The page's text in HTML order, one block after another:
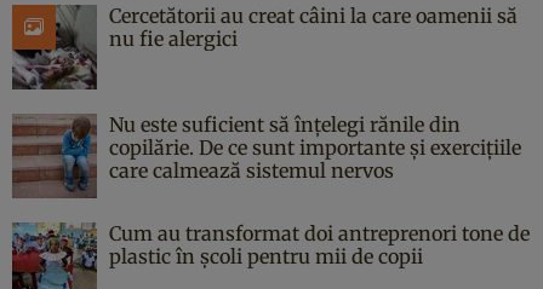
Cercetătorii au creat câini la care oamenii să
nu fie alergici
Nu este suficient să înțelegi rănile din
copilărie. De ce sunt importante și exercițiile
care calmează sistemul nervos
Cum au transformat doi antreprenori tone de
plastic în școli pentru mii de copii